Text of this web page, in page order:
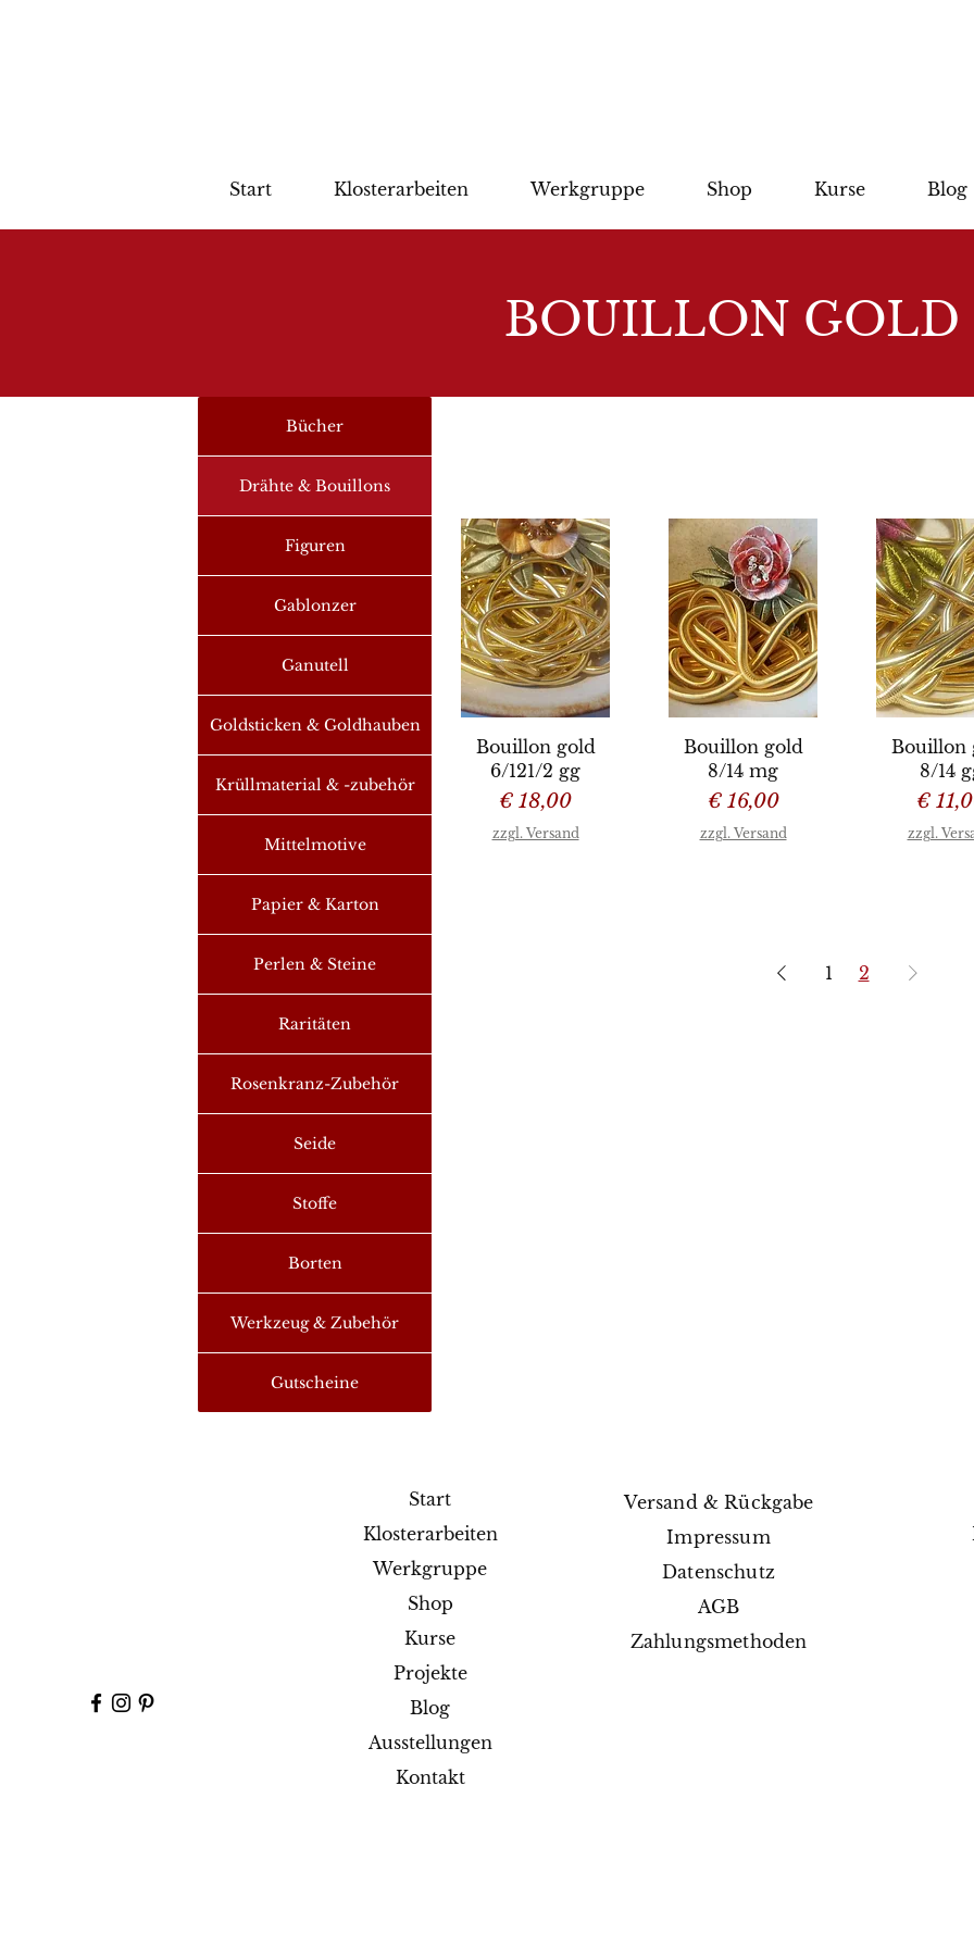
Start Klosterarbeiten Werkgruppe Shop Kurse Blog
BOUILLON GOLD
Schnellansicht
Bouillon gold
6/121/2 gg
Preis
€ 18,00
zzgl. Versand
Schnellansicht
Bouillon gold
8/14 mg
Preis
€ 16,00
zzgl. Versand
Bouillon
8/14
Preis
€
zzgl.
1 2
Bücher
Drähte & Bouillons
Figuren
Gablonzer
Ganutell
Goldsticken & Goldhauben
Krüllmaterial & -zubehör
Mittelmotive
Papier & Karton
Perlen & Steine
Raritäten
Rosenkranz-Zubehör
Seide
Stoffe
Borten
Werkzeug & Zubehör
Gutscheine
Start
Klosterarbeiten
Werkgruppe
Shop
Kurse
Projekte
Blog
Ausstellungen
Kontakt
Versand & Rückgabe
Impressum
Datenschutz
AGB
Zahlungsmethoden